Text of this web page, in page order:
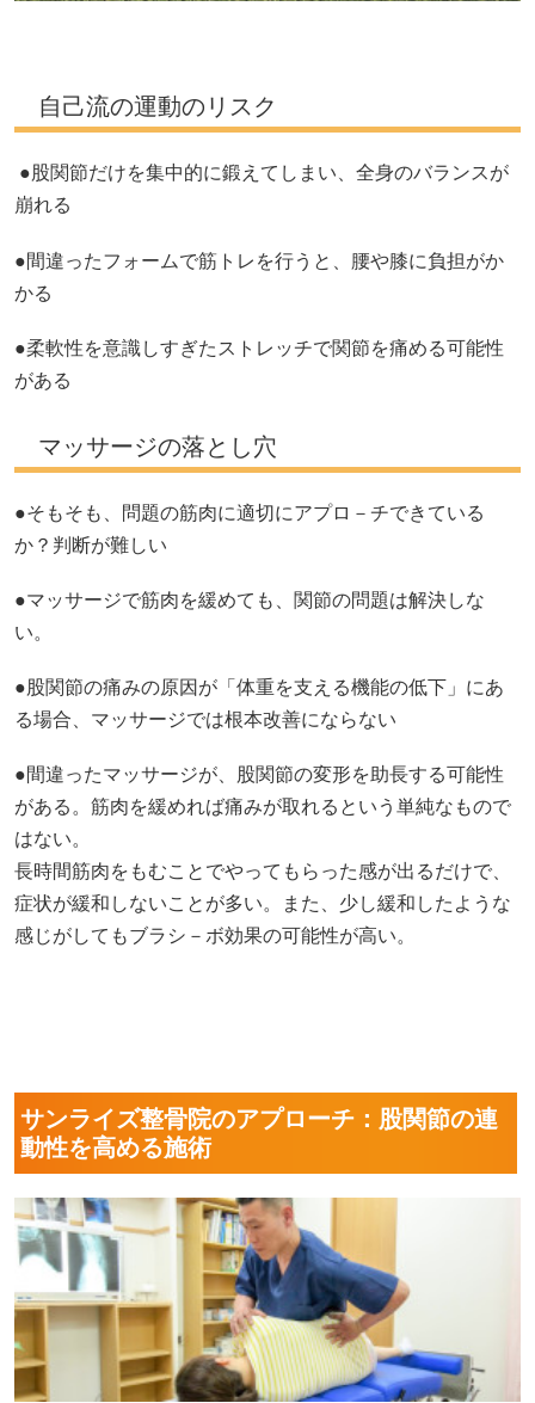
自己流の運動のリスク
●股関節だけを集中的に鍛えてしまい、全身のバランスが
崩れる
●間違ったフォームで筋トレを行うと、腰や膝に負担がか
かる
●柔軟性を意識しすぎたストレッチで関節を痛める可能性
がある
マッサージの落とし穴
●そもそも、問題の筋肉に適切にアプロ－チできている
か？判断が難しい
●マッサージで筋肉を緩めても、関節の問題は解決しな
い。
●股関節の痛みの原因が「体重を支える機能の低下」にあ
る場合、マッサージでは根本改善にならない
●間違ったマッサージが、股関節の変形を助長する可能性
がある。筋肉を緩めれば痛みが取れるという単純なもので
はない。
長時間筋肉をもむことでやってもらった感が出るだけで、
症状が緩和しないことが多い。また、少し緩和したような
感じがしてもブラシ－ボ効果の可能性が高い。
サンライズ整骨院のアプローチ：股関節の連
動性を高める施術